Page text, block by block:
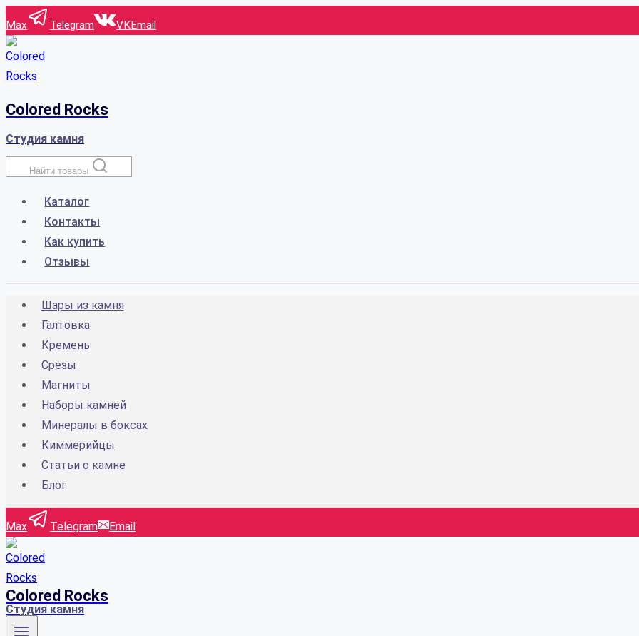
Перейти
к
содержимому
Max Telegram VKEmail
Colored Rocks
Студия камня
Найти товары
Каталог
Контакты
Как купить
Отзывы
Шары из камня
Галтовка
Кремень
Срезы
Магниты
Наборы камней
Минералы в боксах
Киммерийцы
Статьи о камне
Блог
Max Telegram Email
Colored Rocks
Студия камня